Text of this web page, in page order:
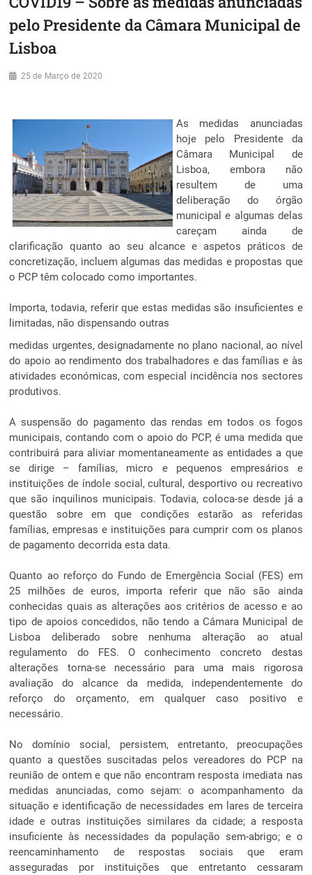
pelo Presidente da Câmara Municipal de
Lisboa
25 de Março de 2020
As medidas anunciadas
hoje pelo Presidente da
Câmara Municipal de
Lisboa, embora não
resultem de uma
deliberação do órgão
municipal e algumas delas
careçam ainda de
clarificação quanto ao seu alcance e aspetos práticos de
concretização, incluem algumas das medidas e propostas que
o PCP têm colocado como importantes.
Importa, todavia, referir que estas medidas são insuficientes e
limitadas, não dispensando outras
medidas urgentes, designadamente no plano nacional, ao nível
do apoio ao rendimento dos trabalhadores e das famílias e às
atividades económicas, com especial incidência nos sectores
produtivos.
A suspensão do pagamento das rendas em todos os fogos
municipais, contando com o apoio do PCP, é uma medida que
contribuirá para aliviar momentaneamente as entidades a que
se dirige – famílias, micro e pequenos empresários e
instituições de índole social, cultural, desportivo ou recreativo
que são inquilinos municipais. Todavia, coloca-se desde já a
questão sobre em que condições estarão as referidas
famílias, empresas e instituições para cumprir com os planos
de pagamento decorrida esta data.
Quanto ao reforço do Fundo de Emergência Social (FES) em
25 milhões de euros, importa referir que não são ainda
conhecidas quais as alterações aos critérios de acesso e ao
tipo de apoios concedidos, não tendo a Câmara Municipal de
Lisboa deliberado sobre nenhuma alteração ao atual
regulamento do FES. O conhecimento concreto destas
alterações torna-se necessário para uma mais rigorosa
avaliação do alcance da medida, independentemente do
reforço do orçamento, em qualquer caso positivo e
necessário.
No domínio social, persistem, entretanto, preocupações
quanto a questões suscitadas pelos vereadores do PCP na
reunião de ontem e que não encontram resposta imediata nas
medidas anunciadas, como sejam: o acompanhamento da
situação e identificação de necessidades em lares de terceira
idade e outras instituições similares da cidade; a resposta
insuficiente às necessidades da população sem-abrigo; e o
reencaminhamento de respostas sociais que eram
asseguradas por instituições que entretanto cessaram